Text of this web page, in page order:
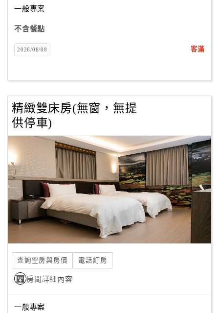
一般專案
不含餐點
2026/08/08 客滿
精緻雙床房(無窗，無提
供停車)
查詢空房與房價 電話訂房
房間詳細內容
一般專案